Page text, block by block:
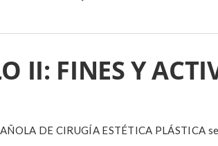
II: FINES Y
DE CIRUGÍA ESTÉTICA PLÁSTICA